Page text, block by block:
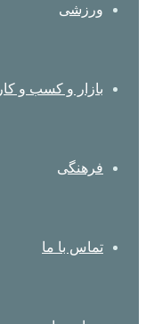
ورزشی
بازار و کسب و کار
فرهنگی
تماس با ما